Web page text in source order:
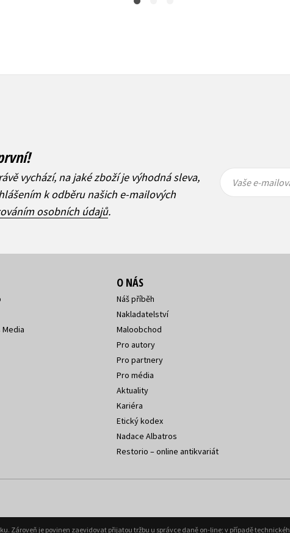
vychází, na jaké zboží je výhodná sleva,
k odběru našich e-mailových
osobních údajů.
mailová
mailová
Vaše e-
O NÁS
Náš příběh
Nakladatelství
Maloobchod
Pro autory
Pro partnery
Pro média
Aktuality
Kariéra
Etický kodex
Nadace Albatros
Restorio – online antikvariát
Zároveň je povinen zaevidovat přijatou tržbu u správce daně on-line; v případě